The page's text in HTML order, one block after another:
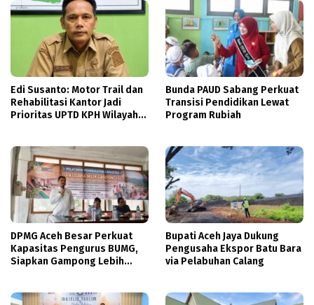
Edi Susanto: Motor Trail dan
Rehabilitasi Kantor Jadi
Prioritas UPTD KPH Wilayah
Bunda PAUD Sabang Perkuat
Transisi Pendidikan Lewat
Program Rubiah
DPMG Aceh Besar Perkuat
Kapasitas Pengurus BUMG,
Siapkan Gampong Lebih
Bupati Aceh Jaya Dukung
Pengusaha Ekspor Batu Bara
via Pelabuhan Calang